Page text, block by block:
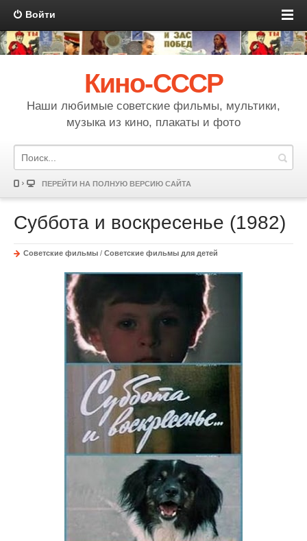
Войти
Кино-СССР
Наши любимые советские фильмы, мультики,
музыка из кино, плакаты и фото
ПЕРЕЙТИ НА ПОЛНУЮ ВЕРСИЮ САЙТА
Суббота и воскресенье (1982)
Советские фильмы / Советские фильмы для детей